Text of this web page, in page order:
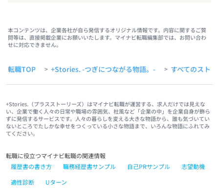
本コンテンツは、企業各社が自ら発信するオリジナル情報です。内容に関するご質
問等は、直接掲載企業にお願いいたします。マイナビ転職編集部では、お問い合わ
せに対応できません。
転職TOP > +Stories. -つぎにつながる物語。- > すべてのスト
+Stories.（プラスストーリーズ）はマイナビ転職が運営する、求人だけでは見えな
い、企業で働く人々の日常や職場の雰囲気、社風など「企業の中」を企業自身が飾ら
ずに発信するサービスです。人々の暮らしを変える大きな物語から、誰も気づいてい
ないところでたしかな幸せをつくっている小さな物語まで、いろんな物語にふれてみ
てください。
転職に役立つマイナビ転職の関連情報
履歴書の書き方
職務経歴書サンプル 自己PRサンプル
志望動機
適性診断
Uターン